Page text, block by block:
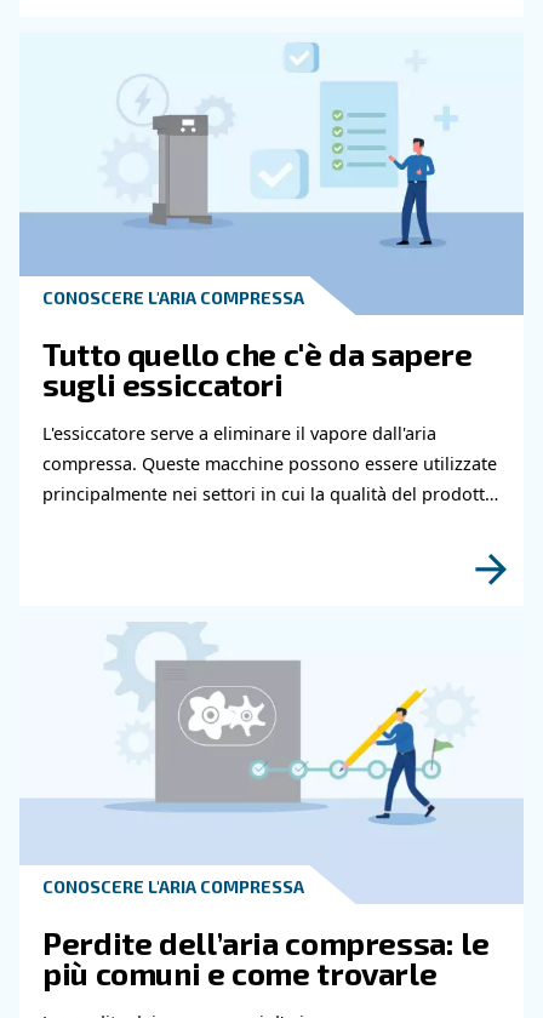
Leggi gli articoli correlati
CONOSCERE L'ARIA COMPRESSA
Tubazioni dell'aria
la guida completa e
Guida completa alle tubazioni dell'aria
materiali, dimensionamento, layout e
per ridurre la caduta di pressione, controllare
dell'energia e migliorare l'affidabilità.